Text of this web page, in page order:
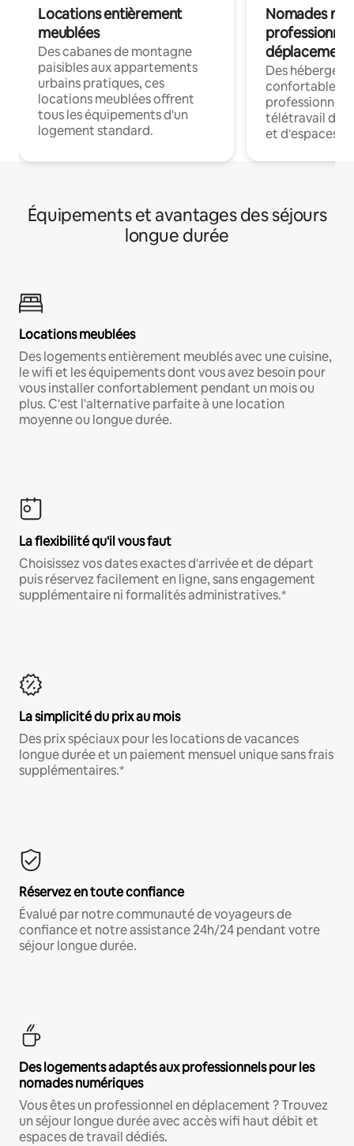
Locations entièrement
meublées
Des cabanes de montagne
paisibles aux appartements
urbains pratiques, ces
locations meublées offrent
tous les équipements d'un
logement standard.
Nomades
déplacement
Des
confortables
professionnels
télétravail
et d'espaces
Équipements et avantages des séjours
longue durée
Locations meublées
Des logements entièrement meublés avec une cuisine,
le wifi et les équipements dont vous avez besoin pour
vous installer confortablement pendant un mois ou
plus. C'est l'alternative parfaite à une location
moyenne ou longue durée.
La flexibilité qu'il vous faut
Choisissez vos dates exactes d'arrivée et de départ
puis réservez facilement en ligne, sans engagement
supplémentaire ni formalités administratives.*
La simplicité du prix au mois
Des prix spéciaux pour les locations de vacances
longue durée et un paiement mensuel unique sans frais
supplémentaires.*
Réservez en toute confiance
Évalué par notre communauté de voyageurs de
confiance et notre assistance 24h/24 pendant votre
séjour longue durée.
Des logements adaptés aux professionnels pour les
nomades numériques
Vous êtes un professionnel en déplacement ? Trouvez
un séjour longue durée avec accès wifi haut débit et
espaces de travail dédiés.